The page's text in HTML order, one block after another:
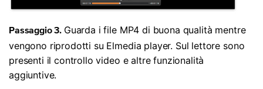
Passaggio 3. Guarda i file MP4 di buona qualità mentre
vengono riprodotti su Elmedia player. Sul lettore sono
presenti il controllo video e altre funzionalità
aggiuntive.